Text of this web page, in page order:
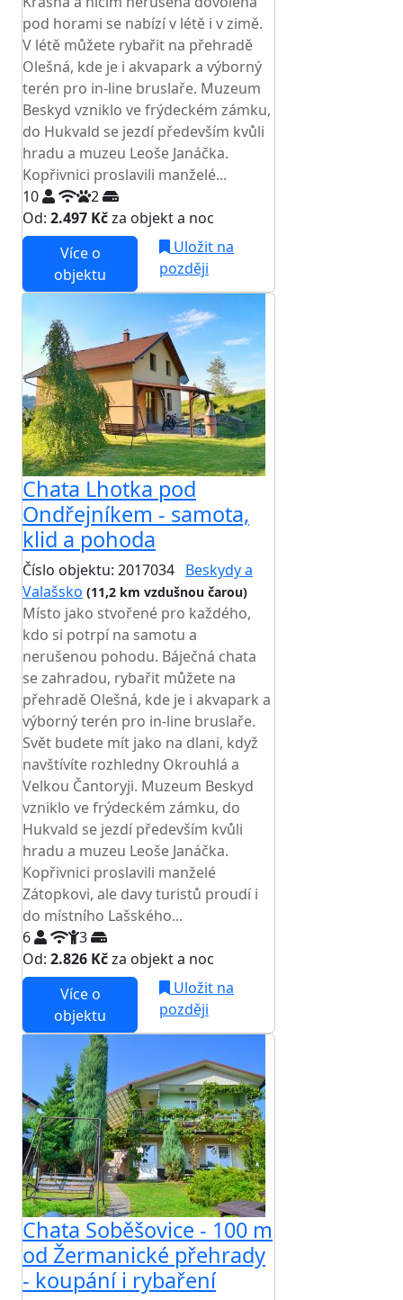
pod horami se nabízí v létě i v zimě.
V létě můžete rybařit na přehradě
Olešná, kde je i akvapark a výborný
terén pro in-line bruslaře. Muzeum
Beskyd vzniklo ve frýdeckém zámku,
do Hukvald se jezdí především kvůli
hradu a muzeu Leoše Janáčka.
Kopřivnici proslavili manželé...
10
2
Od: 2.497 Kčza objekt a noc
Více o
objektu
Uložit na
později
Chata Lhotka pod
Ondřejníkem - samota,
klid a pohoda
Číslo objektu: 2017034 Beskydy a
Valašsko (11,2 km vzdušnou čarou)
Místo jako stvořené pro každého,
kdo si potrpí na samotu a
nerušenou pohodu. Báječná chata
se zahradou, rybařit můžete na
přehradě Olešná, kde je i akvapark a
výborný terén pro in-line bruslaře.
Svět budete mít jako na dlani, když
navštívíte rozhledny Okrouhlá a
Velkou Čantoryji. Muzeum Beskyd
vzniklo ve frýdeckém zámku, do
Hukvald se jezdí především kvůli
hradu a muzeu Leoše Janáčka.
Kopřivnici proslavili manželé
Zátopkovi, ale davy turistů proudí i
do místního Lašského...
6
3
Od: 2.826 Kčza objekt a noc
Více o
objektu
Uložit na
později
Chata Soběšovice - 100 m
od Žermanické přehrady
- koupání i rybaření